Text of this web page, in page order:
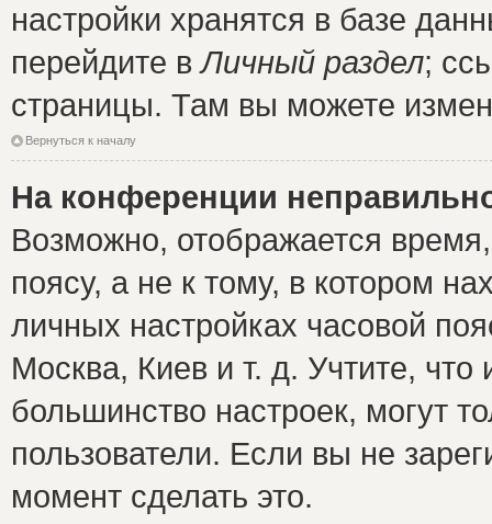
настройки хранятся в базе
перейдите вЛичный раздел;
страницы. Там вы можете
Вернуться к началу
На конференции
Возможно, отображается
поясу, а не к тому, в котором
личных настройках часовой
Москва, Киев и т. д. Учтите, что
большинство настроек, могут
пользователи. Если вы не
момент сделать это.